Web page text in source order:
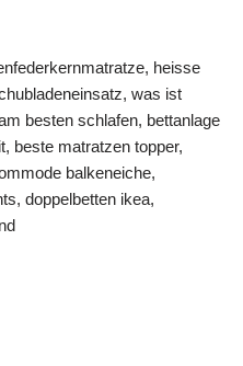
heisse
was ist
besten schlafen, bettanlage
beste matratzen topper,
balkeneiche,
doppelbetten ikea,